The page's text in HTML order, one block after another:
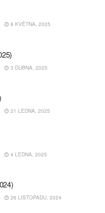
8 KVĚTNA, 2025
3 DUBNA, 2025
21 LEDNA, 2025
4 LEDNA, 2025
26 LISTOPADU, 2024